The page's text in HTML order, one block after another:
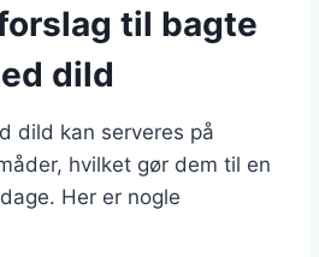
til bagte
dild
dild kan serveres på
hvilket gør dem til en
Her er nogle